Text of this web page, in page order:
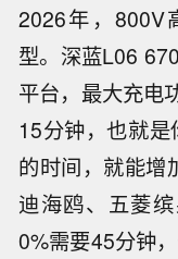
2026年，800V
型。深蓝L06
平台，最大充电
15分钟，也就
的时间，就能增
迪海鸥、五菱
0%需要45分钟